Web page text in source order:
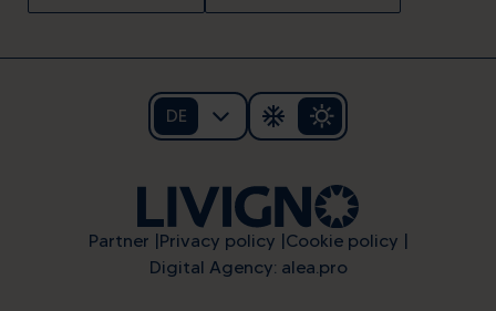
DE
Partner Privacy policy Cookie policy
Digital Agency: alea.pro